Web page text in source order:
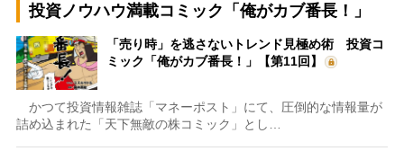
投資ノウハウ満載コミック「俺がカブ番長！」
「売り時」を逃さないトレンド見極め術 投資コ
ミック「俺がカブ番長！」【第11回】
かつて投資情報雑誌「マネーポスト」にて、圧倒的な情報量が
詰め込まれた「天下無敵の株コミック」とし…